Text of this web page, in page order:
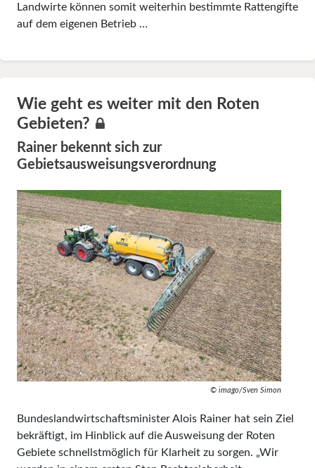
Landwirte können somit weiterhin bestimmte Rattengifte
auf dem eigenen Betrieb …
Wie geht es weiter mit den Roten
Gebieten?
Rainer bekennt sich zur
Gebietsausweisungsverordnung
© imago/Sven Simon
Bundeslandwirtschaftsminister Alois Rainer hat sein Ziel
bekräftigt, im Hinblick auf die Ausweisung der Roten
Gebiete schnellstmöglich für Klarheit zu sorgen. „Wir